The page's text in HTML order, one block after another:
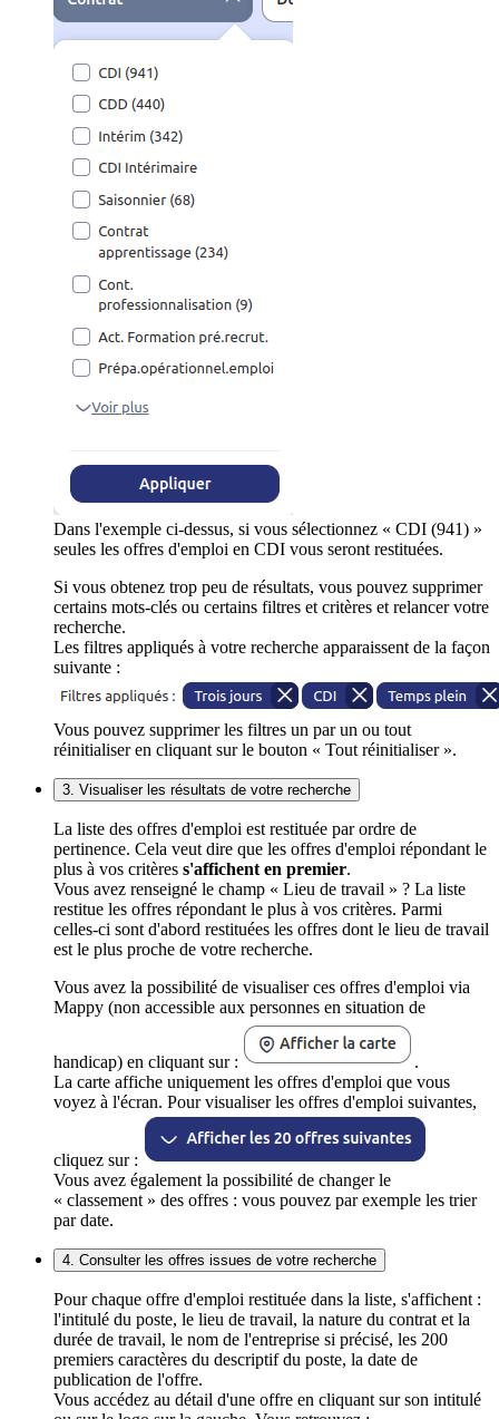
Dans l'exemple ci-dessus, si vous sélectionnez « CDI (941) »
seules les offres d'emploi en CDI vous seront restituées.
Si vous obtenez trop peu de résultats, vous pouvez supprimer
certains mots-clés ou certains filtres et critères et relancer votre
recherche.
Les filtres appliqués à votre recherche apparaissent de la façon
suivante :
Vous pouvez supprimer les filtres un par un ou tout
réinitialiser en cliquant sur le bouton « Tout réinitialiser ».
3. Visualiser les résultats de votre recherche
La liste des offres d'emploi est restituée par ordre de
pertinence. Cela veut dire que les offres d'emploi répondant le
plus à vos critères s'affichent en premier.
Vous avez renseigné le champ « Lieu de travail » ? La liste
restitue les offres répondant le plus à vos critères. Parmi
celles-ci sont d'abord restituées les offres dont le lieu de travail
est le plus proche de votre recherche.
Vous avez la possibilité de visualiser ces offres d'emploi via
Mappy (non accessible aux personnes en situation de
handicap) en cliquant sur :
.
La carte affiche uniquement les offres d'emploi que vous
voyez à l'écran. Pour visualiser les offres d'emploi suivantes,
cliquez sur :
Vous avez également la possibilité de changer le
« classement » des offres : vous pouvez par exemple les trier
par date.
4. Consulter les offres issues de votre recherche
Pour chaque offre d'emploi restituée dans la liste, s'affichent :
l'intitulé du poste, le lieu de travail, la nature du contrat et la
durée de travail, le nom de l'entreprise si précisé, les 200
premiers caractères du descriptif du poste, la date de
publication de l'offre.
Vous accédez au détail d'une offre en cliquant sur son intitulé